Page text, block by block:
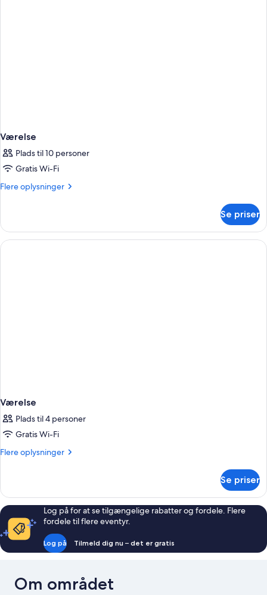
Værelse
Plads til 10 personer
Gratis Wi-Fi
Flere oplysninger
Flere
Se priser
Værelse
Plads til 4 personer
Gratis Wi-Fi
Flere oplysninger
Flere
Se priser
Log på for at se tilgængelige rabatter og fordele. Flere
fordele til flere eventyr.
Log på Tilmeld dig nu – det er gratis
Om området